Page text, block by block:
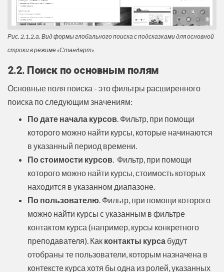
Рис. 2.1.2.а. Вид формы глобального поиска с подсказками для основной
строки в режиме «Стандарт».
2.2. Поиск по основным полям
Основные поля поиска - это фильтры расширенного
поиска по следующим значениям:
По дате начала курсов . Фильтр, при помощи
которого можно найти курсы, которые начинаются
в указанный период времени.
По стоимости курсов . Фильтр, при помощи
которого можно найти курсы, стоимость которых
находится в указанном диапазоне.
По пользователю . Фильтр, при помощи которого
можно найти курсы с указанным в фильтре
контактом курса (например, курсы конкретного
преподавателя). Как контакты курса будут
отобраны те пользователи, которым назначена в
контексте курса хотя бы одна из ролей, указанных